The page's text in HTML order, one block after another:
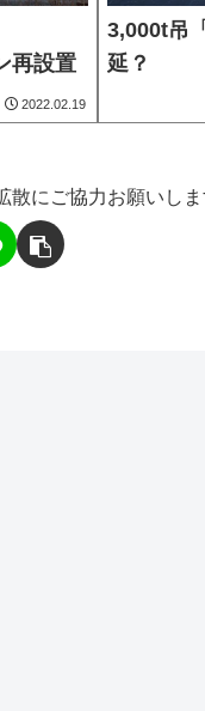
再設置
2022.02.19
3,000t吊
延？
散にご協力お願いしま